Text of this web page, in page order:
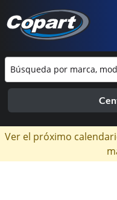
Ver el próximo